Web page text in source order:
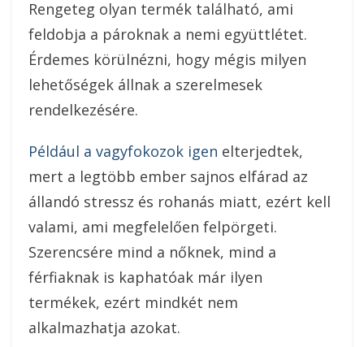
Rengeteg olyan termék található, ami
feldobja a pároknak a nemi együttlétet.
Érdemes körülnézni, hogy mégis milyen
lehetőségek állnak a szerelmesek
rendelkezésére.
Például a vagyfokozok igen elterjedtek,
mert a legtöbb ember sajnos elfárad az
állandó stressz és rohanás miatt, ezért kell
valami, ami megfelelően felpörgeti.
Szerencsére mind a nőknek, mind a
férfiaknak is kaphatóak már ilyen
termékek, ezért mindkét nem
alkalmazhatja azokat.